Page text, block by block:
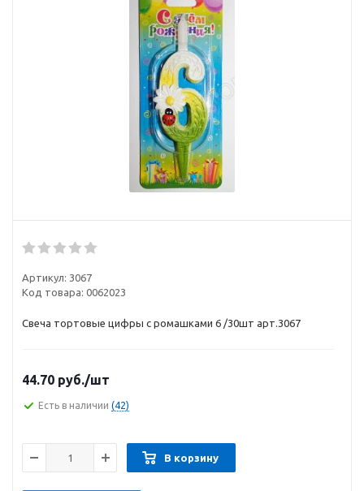
Артикул: 3067
Код товара: 0062023
Свеча тортовые цифры с ромашками 6 /30шт арт.3067
44.70 руб./шт
Есть в наличии (42)
В корзину